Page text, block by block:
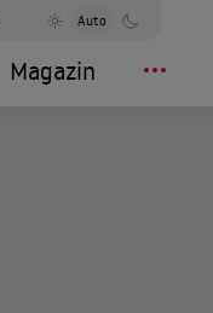
Auto
Magazin